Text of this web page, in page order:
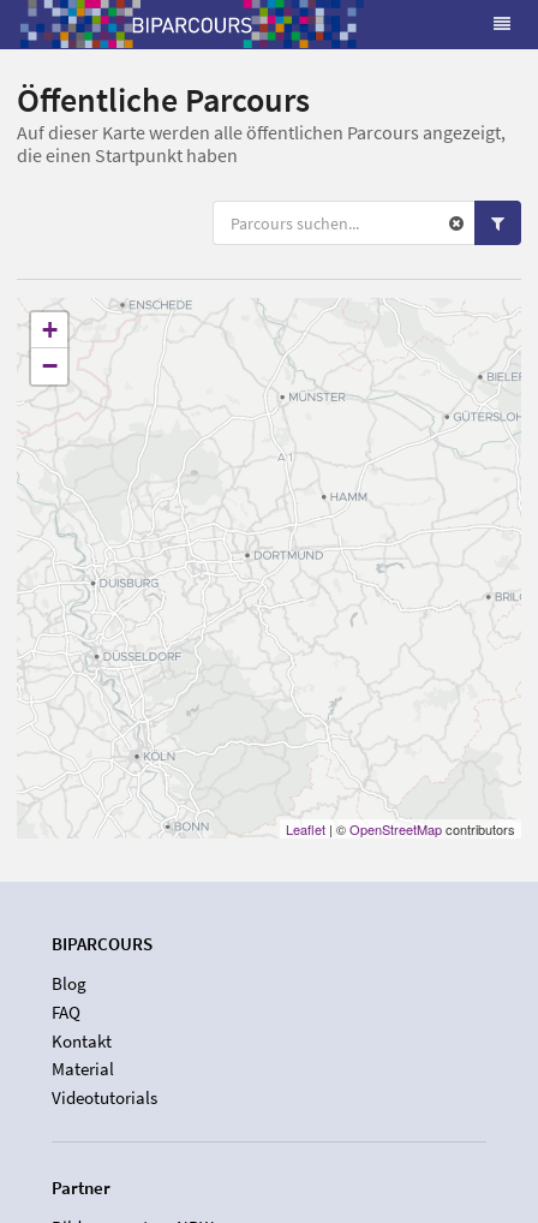
Öffentliche Parcours
Auf dieser Karte werden alle öffentlichen Parcours angezeigt,
die einen Startpunkt haben
+
−
Leaflet | ©OpenStreetMapcontributors
BIPARCOURS
Blog
FAQ
Kontakt
Material
Videotutorials
Partner